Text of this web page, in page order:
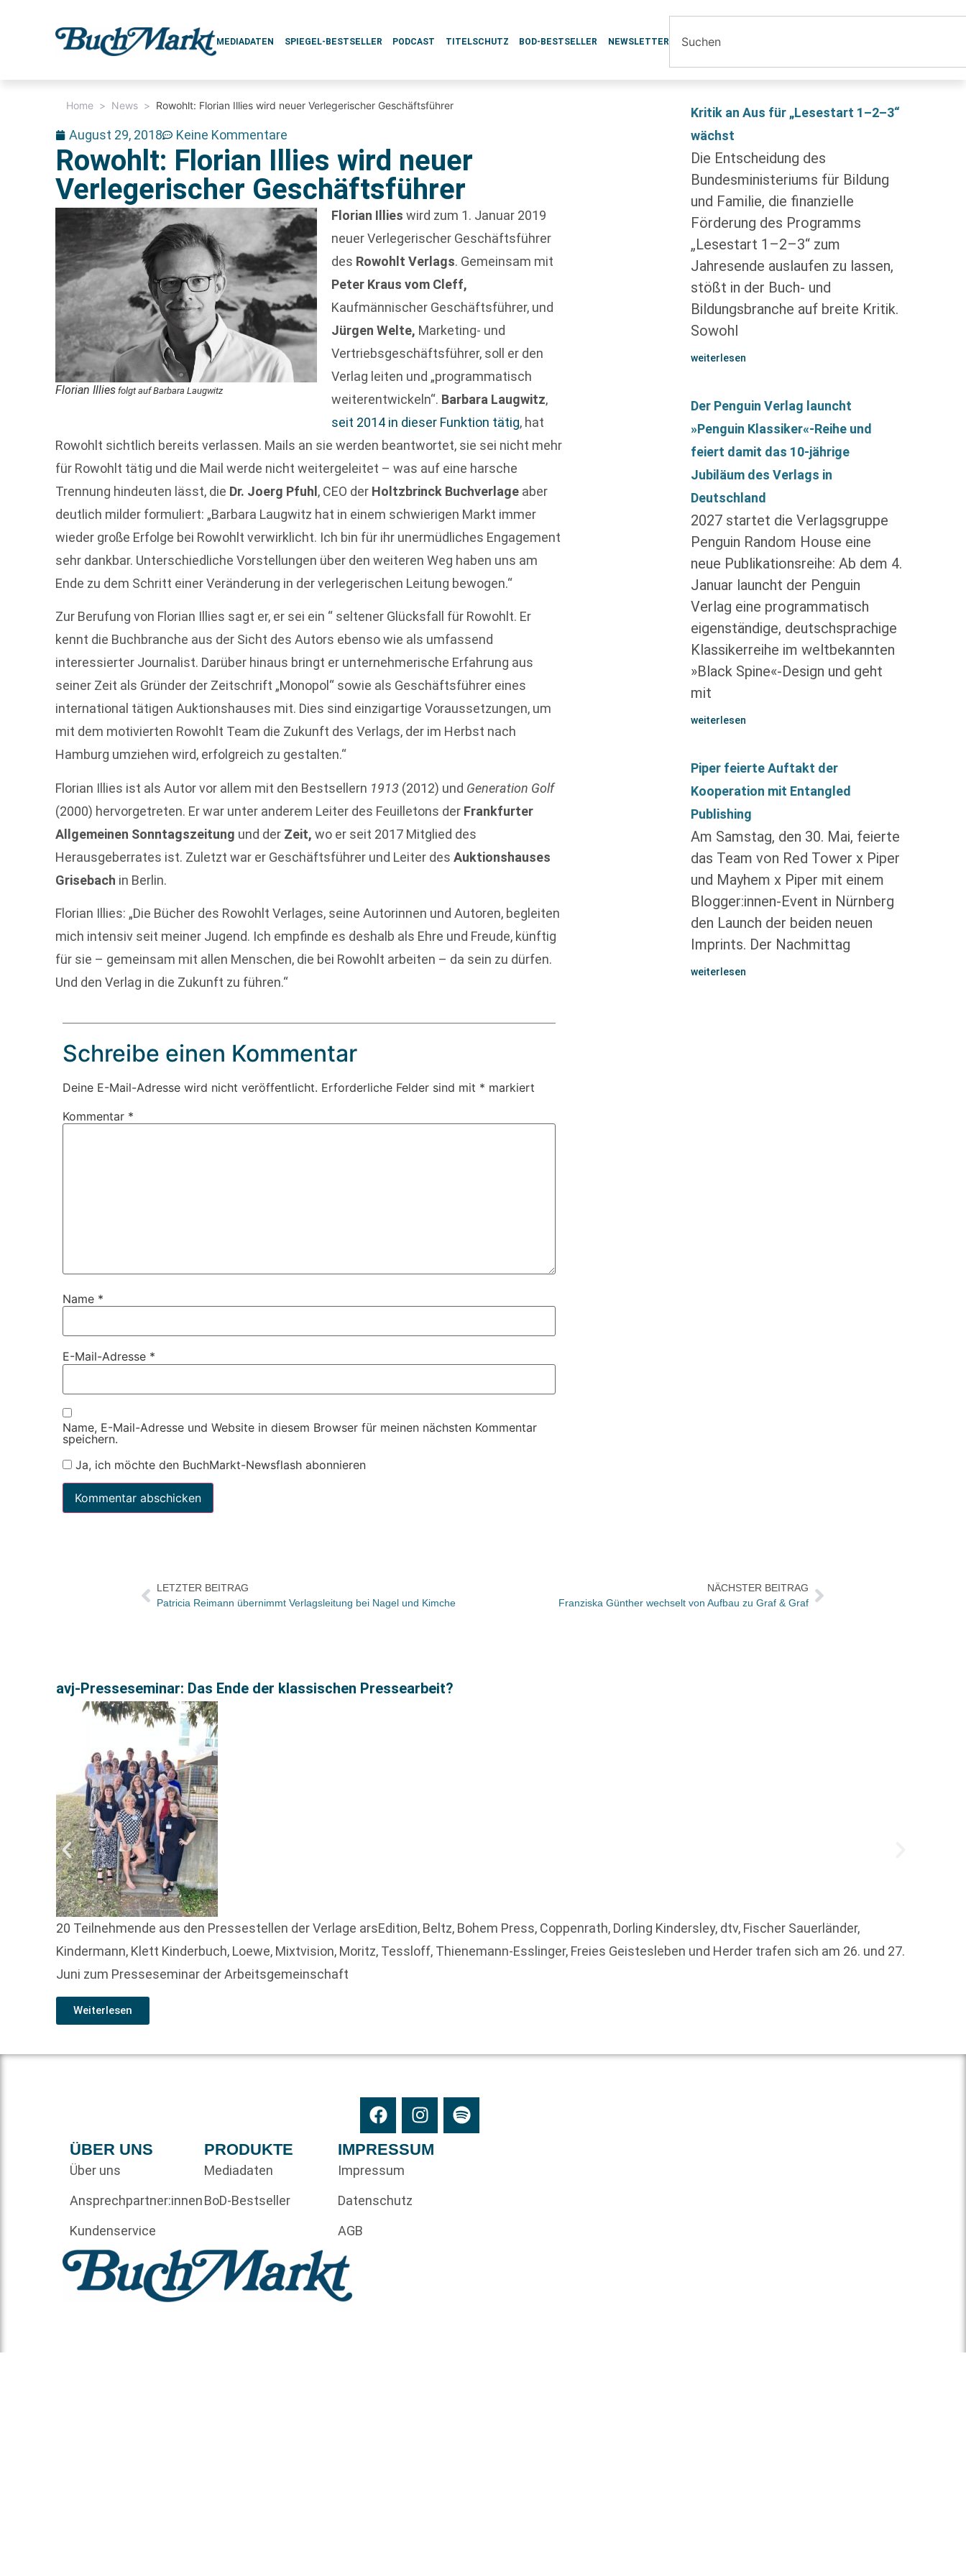
MEDIADATEN SPIEGEL-BESTSELLER PODCAST TITELSCHUTZ BOD-BESTSELLER NEWSLETTER
Home > News > Rowohlt: Florian Illies wird neuer Verlegerischer Geschäftsführer
August 29, 2018 Keine Kommentare
Rowohlt: Florian Illies wird neuer
Verlegerischer Geschäftsführer
Florian Illies folgt auf Barbara Laugwitz
Florian Illies wird zum 1. Januar 2019
neuer Verlegerischer Geschäftsführer
des Rowohlt Verlags. Gemeinsam mit
Peter Kraus vom Cleff,
Kaufmännischer Geschäftsführer, und
Jürgen Welte, Marketing- und
Vertriebsgeschäftsführer, soll er den
Verlag leiten und „programmatisch
weiterentwickeln“. Barbara Laugwitz,
seit 2014 in dieser Funktion tätig, hat
Rowohlt sichtlich bereits verlassen. Mails an sie werden beantwortet, sie sei nicht mehr
für Rowohlt tätig und die Mail werde nicht weitergeleitet – was auf eine harsche
Trennung hindeuten lässt, die Dr. Joerg Pfuhl , CEO der Holtzbrinck Buchverlage aber
deutlich milder formuliert: „Barbara Laugwitz hat in einem schwierigen Markt immer
wieder große Erfolge bei Rowohlt verwirklicht. Ich bin für ihr unermüdliches Engagement
sehr dankbar. Unterschiedliche Vorstellungen über den weiteren Weg haben uns am
Ende zu dem Schritt einer Veränderung in der verlegerischen Leitung bewogen.“
Zur Berufung von Florian Illies sagt er, er sei ein “ seltener Glücksfall für Rowohlt. Er
kennt die Buchbranche aus der Sicht des Autors ebenso wie als umfassend
interessierter Journalist. Darüber hinaus bringt er unternehmerische Erfahrung aus
seiner Zeit als Gründer der Zeitschrift „Monopol“ sowie als Geschäftsführer eines
international tätigen Auktionshauses mit. Dies sind einzigartige Voraussetzungen, um
mit dem motivierten Rowohlt Team die Zukunft des Verlags, der im Herbst nach
Hamburg umziehen wird, erfolgreich zu gestalten.“
Florian Illies ist als Autor vor allem mit den Bestsellern 1913 (2012) und Generation Golf
(2000) hervorgetreten. Er war unter anderem Leiter des Feuilletons der Frankfurter
Allgemeinen Sonntagszeitung und der Zeit, wo er seit 2017 Mitglied des
Herausgeberrates ist. Zuletzt war er Geschäftsführer und Leiter desAuktionshauses
Grisebach in Berlin.
Florian Illies: „Die Bücher des Rowohlt Verlages, seine Autorinnen und Autoren, begleiten
mich intensiv seit meiner Jugend. Ich empfinde es deshalb als Ehre und Freude, künftig
für sie – gemeinsam mit allen Menschen, die bei Rowohlt arbeiten – da sein zu dürfen.
Und den Verlag in die Zukunft zu führen.“
Schreibe einen Kommentar
Deine E-Mail-Adresse wird nicht veröffentlicht. Erforderliche Felder sind mit * markiert
Kommentar *
Name *
E-Mail-Adresse *
Name, E-Mail-Adresse und Website in diesem Browser für meinen nächsten Kommentar
speichern.
Ja, ich möchte den BuchMarkt-Newsflash abonnieren
Kritik an Aus für „Lesestart 1–2–3“
wächst
Die Entscheidung des
Bundesministeriums für Bildung
und Familie, die finanzielle
Förderung des Programms
„Lesestart 1–2–3“ zum
Jahresende auslaufen zu lassen,
stößt in der Buch- und
Bildungsbranche auf breite Kritik.
Sowohl
weiterlesen
Der Penguin Verlag launcht
»Penguin Klassiker«-Reihe und
feiert damit das 10-jährige
Jubiläum des Verlags in
Deutschland
2027 startet die Verlagsgruppe
Penguin Random House eine
neue Publikationsreihe: Ab dem 4.
Januar launcht der Penguin
Verlag eine programmatisch
eigenständige, deutschsprachige
Klassikerreihe im weltbekannten
»Black Spine«-Design und geht
mit
weiterlesen
Piper feierte Auftakt der
Kooperation mit Entangled
Publishing
Am Samstag, den 30. Mai, feierte
das Team von Red Tower x Piper
und Mayhem x Piper mit einem
Blogger:innen-Event in Nürnberg
den Launch der beiden neuen
Imprints. Der Nachmittag
weiterlesen
LETZTER BEITRAG
Patricia Reimann übernimmt Verlagsleitung bei Nagel und Kimche
NÄCHSTER BEITRAG
Franziska Günther wechselt von Aufbau zu Graf & Graf
avj-Presseseminar: Das Ende der klassischen Pressearbeit?
20 Teilnehmende aus den Pressestellen der Verlage arsEdition, Beltz, Bohem Press, Coppenrath, Dorling Kindersley, dtv, Fischer Sauerländer,
Kindermann, Klett Kinderbuch, Loewe, Mixtvision, Moritz, Tessloff, Thienemann-Esslinger, Freies Geistesleben und Herder trafen sich am 26. und 27.
Juni zum Presseseminar der Arbeitsgemeinschaft
Weiterlesen
ÜBER UNS
Über uns
Ansprechpartner:innen
Kundenservice
PRODUKTE
Mediadaten
BoD-Bestseller
IMPRESSUM
Impressum
Datenschutz
AGB